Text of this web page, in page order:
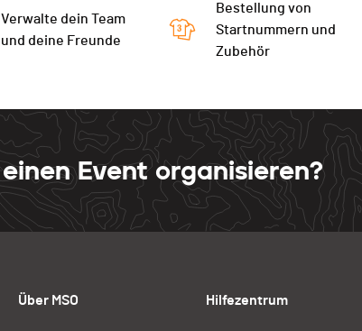
Verwalte dein Team
und deine Freunde
Bestellung von
Startnummern und
Zubehör
Event organisieren?
Über MSO Hilfezentrum